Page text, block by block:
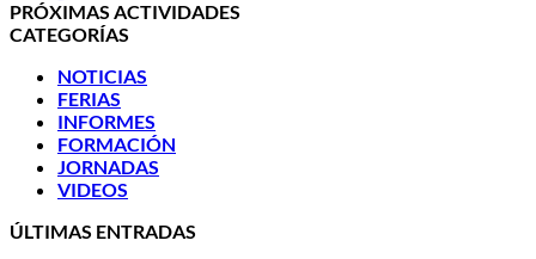
PRÓXIMAS ACTIVIDADES
CATEGORÍAS
NOTICIAS
FERIAS
INFORMES
FORMACIÓN
JORNADAS
VIDEOS
ÚLTIMAS ENTRADAS